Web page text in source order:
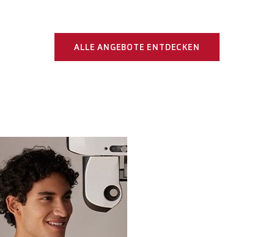
ALLE ANGEBOTE ENTDECKEN